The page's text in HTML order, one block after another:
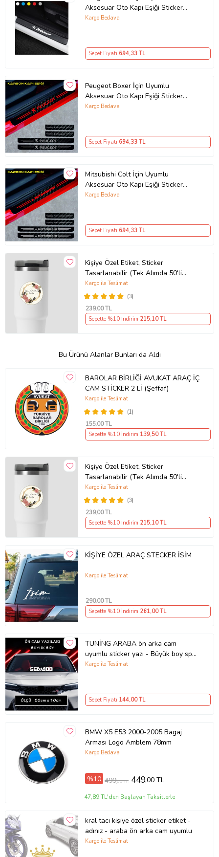
Aksesuar Oto Kapı Eşiği Sticker
Karbon 4 Adet
Kargo Bedava
Sepet Fiyatı 694,33 TL
Peugeot Boxer İçin Uyumlu
Aksesuar Oto Kapı Eşiği Sticker
Karbon 4 Adet
Kargo Bedava
Sepet Fiyatı 694,33 TL
Mitsubishi Colt İçin Uyumlu
Aksesuar Oto Kapı Eşiği Sticker
Karbon 4 Adet
Kargo Bedava
Sepet Fiyatı 694,33 TL
Kişiye Özel Etiket, Sticker
Tasarlanabilir (Tek Alımda 50'li
Gönderim Yapılmaktadır)
(3)
Kargo ile Teslimat
239,00 TL
Sepette %10 İndirim 215,10 TL
Bu Ürünü Alanlar Bunları da Aldı
BAROLAR BİRLİĞİ AVUKAT ARAÇ İÇ
CAM STİCKER 2 Lİ (Şeffaf)
(1)
Kargo ile Teslimat
155,00 TL
Sepette %10 İndirim 139,50 TL
Kişiye Özel Etiket, Sticker
Tasarlanabilir (Tek Alımda 50'li
Gönderim Yapılmaktadır)
(3)
Kargo ile Teslimat
239,00 TL
Sepette %10 İndirim 215,10 TL
KİŞİYE ÖZEL ARAÇ STECKER İSİM
Kargo ile Teslimat
290,00 TL
Sepette %10 İndirim 261,00 TL
TUNİNG ARABA ön arka cam
uyumlu sticker yazı - Büyük boy spor
tuning modifiye etiket
Kargo ile Teslimat
Sepet Fiyatı 144,00 TL
BMW X5 E53 2000-2005 Bagaj
Arması Logo Amblem 78mm
Kargo Bedava
%10 499,00 TL 449,00 TL
47,89 TL'den Başlayan Taksitlerle
kral tacı kişiye özel sticker etiket -
adınız - araba ön arka cam uyumlu
Kargo ile Teslimat